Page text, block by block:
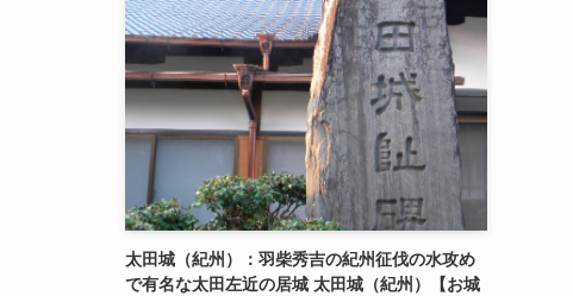
太田城（紀州）：羽柴秀吉の紀州征伐の水攻め
で有名な太田左近の居城 太田城（紀州）【お城